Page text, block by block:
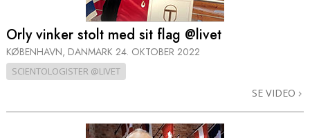
Orly vinker stolt med sit flag @livet
KØBENHAVN, DANMARK 24. OKTOBER 2022
SCIENTOLOGISTER @LIVET
SE VIDEO